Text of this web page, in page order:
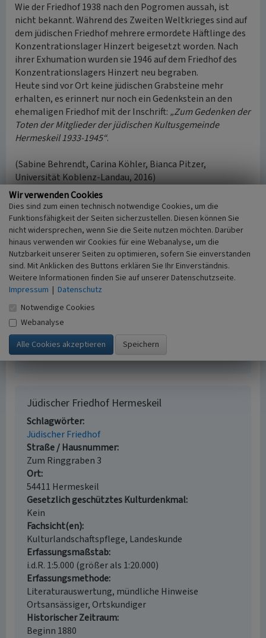
Wie der Friedhof 1938 nach den Pogromen aussah, ist
nicht bekannt. Während des Zweiten Weltkrieges sind auf
dem jüdischen Friedhof mehrere ermordete Häftlinge des
Konzentrationslager Hinzert beigesetzt worden. Nach
ihrer Exhumation wurden sie 1946 auf dem Friedhof des
Konzentrationslagers Hinzert neu begraben.
Heute sind vor Ort keine jüdischen Grabsteine mehr
erhalten, es erinnert nur noch ein Gedenkstein an den
ehemaligen Friedhof mit der Inschrift: „Zum Gedenken der
Toten der Mitglieder der jüdischen Kultusgemeinde
Hermeskeil 1933-1945“.
(Sabine Behrendt, Carina Köhler, Bianca Pitzer,
Universität Koblenz-Landau, 2016)
Internet
www.jüdische-gemeinden.de: Jüdische Gemeinde
Hermeskeil (abgerufen 25.01.2017)
www.alemannia-judaica.de: Jüdischer Friedhof Hermeskeil
(abgerufen 25.01.2017)
Literatur
Reuter, Ursula (2007)
frühen 19. bis zum Beginn des 21. Jahrhunderts.
(Geschichtlicher Atlas der Rheinlande, VIII.8.) S. 49,
Bonn.
Jüdischer Friedhof Hermeskeil
Schlagwörter
Jüdischer Friedhof
Straße / Hausnummer
Zum Ringgraben 3
Ort
54411 Hermeskeil
Gesetzlich geschütztes Kulturdenkmal
Kein
Fachsicht(en)
Kulturlandschaftspflege, Landeskunde
Erfassungsmaßstab
i.d.R. 1:5.000 (größer als 1:20.000)
Erfassungsmethode
Literaturauswertung, mündliche Hinweise
Ortsansässiger, Ortskundiger
Historischer Zeitraum
Beginn 1880
Wir verwenden Cookies
Dies sind zum einen technisch notwendige Cookies, um die
Funktionsfähigkeit der Seiten sicherzustellen. Diesen können Sie
nicht widersprechen, wenn Sie die Seite nutzen möchten. Darüber
hinaus verwenden wir Cookies für eine Webanalyse, um die
Nutzbarkeit unserer Seiten zu optimieren, sofern Sie einverstanden
sind. Mit Anklicken des Buttons erklären Sie Ihr Einverständnis.
Weitere Informationen finden Sie auf unserer Datenschutzseite.
Impressum | Datenschutz
Notwendige Cookies
Webanalyse